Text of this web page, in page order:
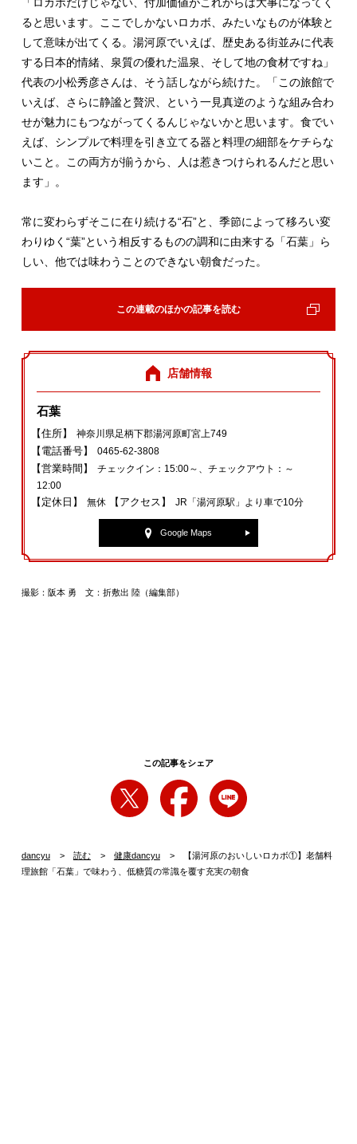
ると思います。ここでしかないロカボ、みたいなものが体験と
して意味が出てくる。湯河原でいえば、歴史ある街並みに代表
する日本的情緒、泉質の優れた温泉、そして地の食材ですね」
代表の小松秀彦さんは、そう話しながら続けた。「この旅館で
いえば、さらに静謐と贅沢、という一見真逆のような組み合わ
せが魅力にもつながってくるんじゃないかと思います。食でい
えば、シンプルで料理を引き立てる器と料理の細部をケチらな
いこと。この両方が揃うから、人は惹きつけられるんだと思い
ます」。
常に変わらずそこに在り続ける“石”と、季節によって移ろい変
わりゆく“葉”という相反するものの調和に由来する「石葉」ら
しい、他では味わうことのできない朝食だった。
この連載のほかの記事を読む
店舗情報
石葉
【住所】 神奈川県足柄下郡湯河原町宮上749
【電話番号】 0465-62-3808
【営業時間】
チェックイン：15:00～、チェックアウト：～
12:00
【定休日】 無休 【アクセス】 JR「湯河原駅」より車で10分
Google Maps
撮影：阪本 勇 文：折敷出 陸（編集部）
この記事をシェア
dancyu 読む 健康dancyu
【湯河原のおいしいロカボ①】老舗料
理旅館「石葉」で味わう、低糖質の常識を覆す充実の朝食